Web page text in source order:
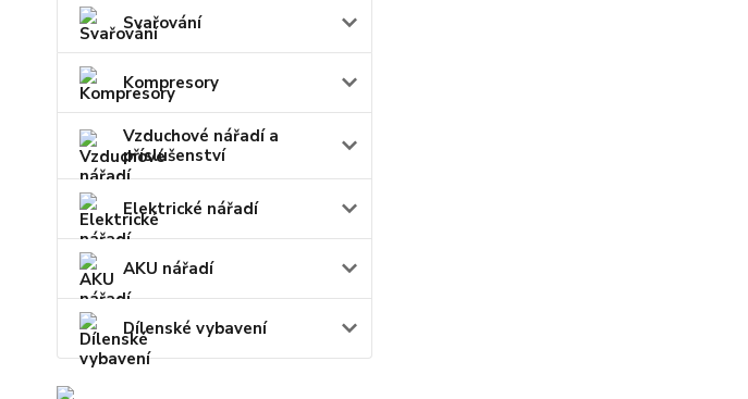
Svařování
Kompresory
Vzduchové nářadí a
příslušenství
Elektrické nářadí
AKU nářadí
Dílenské vybavení